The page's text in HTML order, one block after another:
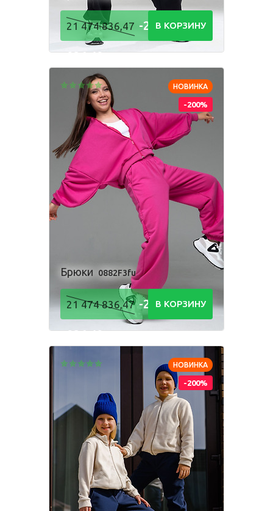
21 474 836,47 -21 474
836,48Р
В КОРЗИНУ
НОВИНКА
-200%
Брюки 0882F3fu
21 474 836,47-21 474
836,48Р
В КОРЗИНУ
НОВИНКА
-200%